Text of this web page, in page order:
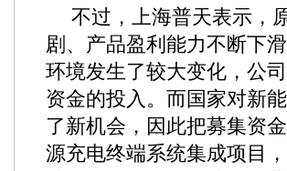
不过，上海普天表示，
剧、产品盈利能力不断下
环境发生了较大变化，公
资金的投入。而国家对新
了新机会，因此把募集资
源充电终端系统集成项目